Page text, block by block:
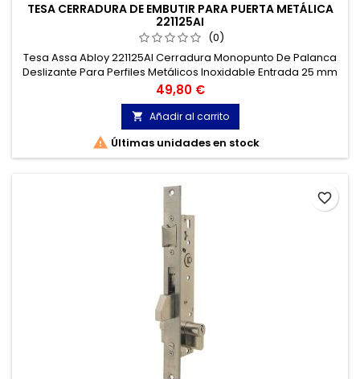
TESA CERRADURA DE EMBUTIR PARA PUERTA METÁLICA
221125AI
(0)
Tesa Assa Abloy 221125AI Cerradura Monopunto De Palanca
Deslizante Para Perfiles Metálicos Inoxidable Entrada 25 mm
2211.
Precio
49,80 €
 Añadir al carrito
 Últimas unidades en stock
favorite_border